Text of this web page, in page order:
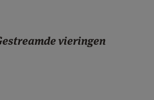
PORTAAL
REGISTREREN
vieringen